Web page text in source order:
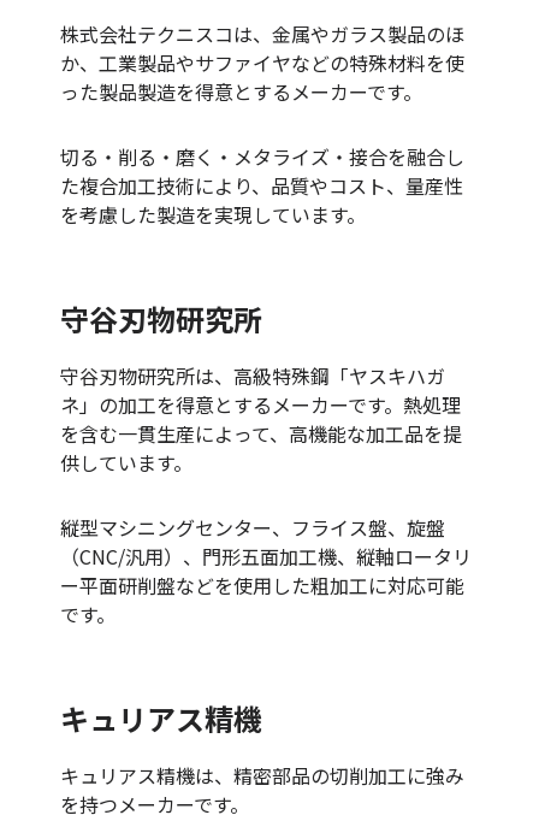
株式会社テクニスコは、金属やガラス製品のほ
か、工業製品やサファイヤなどの特殊材料を使
った製品製造を得意とするメーカーです。
切る・削る・磨く・メタライズ・接合を融合し
た複合加工技術により、品質やコスト、量産性
を考慮した製造を実現しています。
守谷刃物研究所
守谷刃物研究所は、高級特殊鋼「ヤスキハガ
ネ」の加工を得意とするメーカーです。熱処理
を含む一貫生産によって、高機能な加工品を提
供しています。
縦型マシニングセンター、フライス盤、旋盤
（CNC/汎用）、門形五面加工機、縦軸ロータリ
ー平面研削盤などを使用した粗加工に対応可能
です。
キュリアス精機
キュリアス精機は、精密部品の切削加工に強み
を持つメーカーです。